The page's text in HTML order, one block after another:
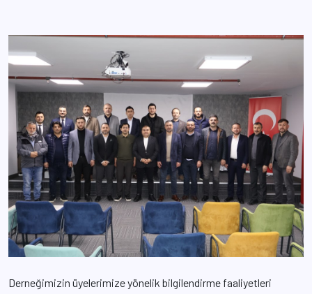
Derneğimizin üyelerimize yönelik bilgilendirme faaliyetleri